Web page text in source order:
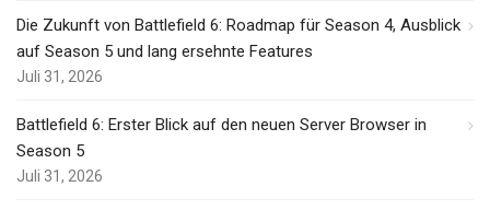
Die Zukunft von Battlefield 6: Roadmap für Season 4, Ausblick
auf Season 5 und lang ersehnte Features
Juli 31, 2026
Battlefield 6: Erster Blick auf den neuen Server Browser in
Season 5
Juli 31, 2026